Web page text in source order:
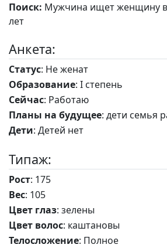
Поиск: Мужчина ищет женщину в
лет
Анкета:
Статус: Не женат
Образование: I степень
Сейчас: Работаю
Планы на будущее: дети семья
Дети: Детей нет
Типаж:
Рост: 175
Вес: 105
Цвет глаз: зелены
Цвет волос: каштановы
Телосложение: Полное